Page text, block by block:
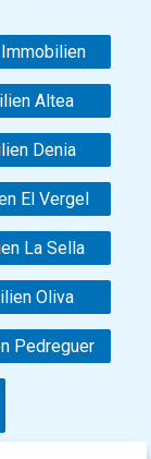
Altea
Denia
El Vergel
La Sella
Oliva
Pedreguer